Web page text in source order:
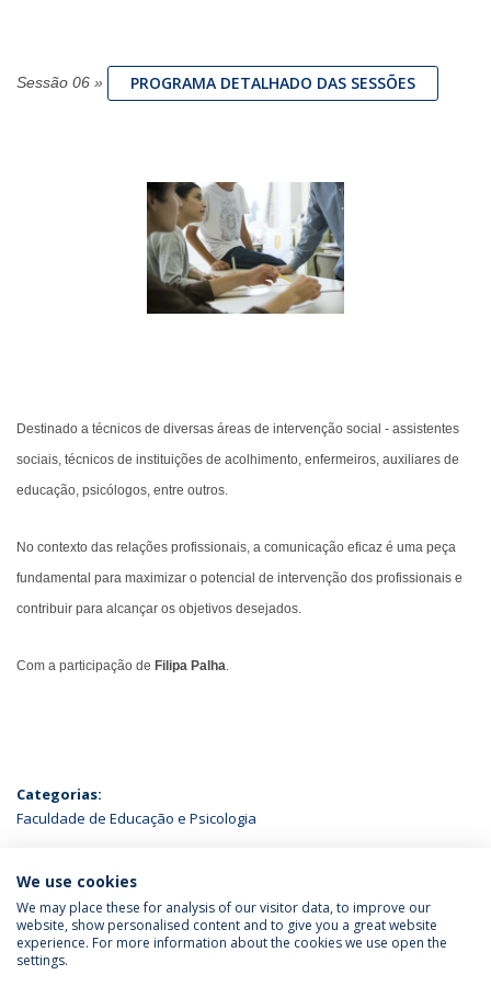
Sessão 06 » PROGRAMA DETALHADO DAS SESSÕES
Destinado a técnicos de diversas áreas de intervenção social - assistentes
sociais, técnicos de instituições de acolhimento, enfermeiros, auxiliares de
educação, psicólogos, entre outros.
No contexto das relações profissionais, a comunicação eficaz é uma peça
fundamental para maximizar o potencial de intervenção dos profissionais e
contribuir para alcançar os objetivos desejados.
Com a participação de Filipa Palha.
Categorias:
Faculdade de Educação e Psicologia
ÚLTIMAS NOTÍCIAS
Política de Privacidade
Termos & Condições
We use cookies
We may place these for analysis of our visitor data, to improve our
website, show personalised content and to give you a great website
experience. For more information about the cookies we use open the
settings.